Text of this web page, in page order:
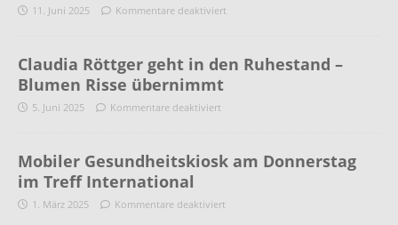
11. Juni 2025 Kommentare deaktiviert
Claudia Röttger geht in den Ruhestand –
Blumen Risse übernimmt
5. Juni 2025 Kommentare deaktiviert
Mobiler Gesundheitskiosk am Donnerstag
im Treff International
1. März 2025 Kommentare deaktiviert